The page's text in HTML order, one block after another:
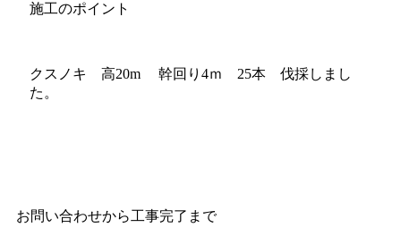
施工のポイント
クスノキ 高20m 幹回り4ｍ 25本 伐採しまし
た。
お問い合わせから工事完了まで